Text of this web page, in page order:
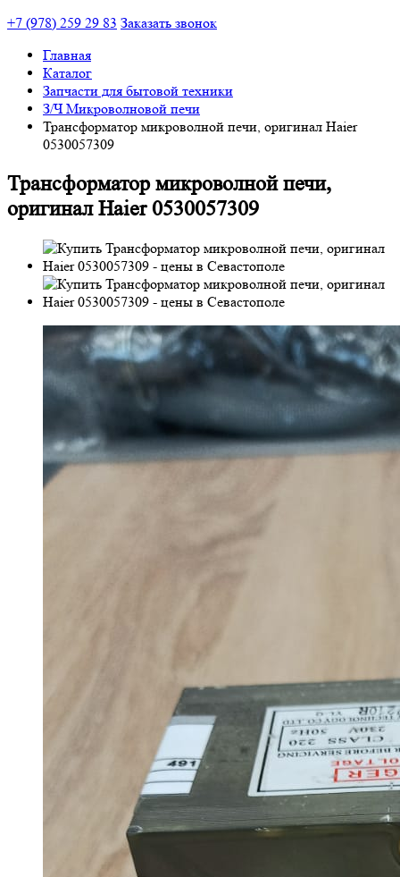
+7 (978) 259 29 83 Заказать звонок
Главная
Каталог
Запчасти для бытовой техники
З/Ч Микроволновой печи
Трансформатор микроволной печи, оригинал Haier
0530057309
Трансформатор микроволной печи,
оригинал Haier 0530057309